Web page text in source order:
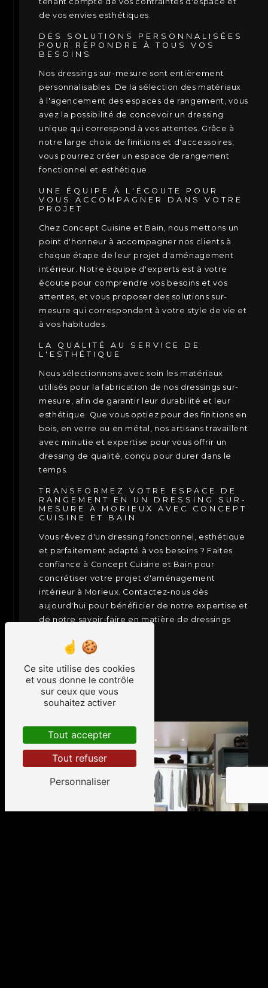
de vos envies esthétiques.
DES SOLUTIONS PERSONNALISÉES
POUR RÉPONDRE À TOUS VOS
BESOINS
Nos dressings sur-mesure sont entièrement
personnalisables. De la sélection des matériaux
à l'agencement des espaces de rangement, vous
avez la possibilité de concevoir un dressing
unique qui correspond à vos attentes. Grâce à
notre large choix de finitions et d'accessoires,
vous pourrez créer un espace de rangement
fonctionnel et esthétique.
UNE ÉQUIPE À L'ÉCOUTE POUR
VOUS ACCOMPAGNER DANS VOTRE
PROJET
Chez Concept Cuisine et Bain, nous mettons un
point d'honneur à accompagner nos clients à
chaque étape de leur projet d'aménagement
intérieur. Notre équipe d'experts est à votre
écoute pour comprendre vos besoins et vos
attentes, et vous proposer des solutions sur-
mesure qui correspondent à votre style de vie et
à vos habitudes.
LA QUALITÉ AU SERVICE DE
L'ESTHÉTIQUE
Nous sélectionnons avec soin les matériaux
utilisés pour la fabrication de nos dressings sur-
mesure, afin de garantir leur durabilité et leur
esthétique. Que vous optiez pour des finitions en
bois, en verre ou en métal, nos artisans travaillent
avec minutie et expertise pour vous offrir un
dressing de qualité, conçu pour durer dans le
temps.
TRANSFORMEZ VOTRE ESPACE DE
RANGEMENT EN UN DRESSING SUR-
MESURE À MORIEUX AVEC CONCEPT
CUISINE ET BAIN
Vous rêvez d'un dressing fonctionnel, esthétique
et parfaitement adapté à vos besoins ? Faites
confiance à Concept Cuisine et Bain pour
concrétiser votre projet d'aménagement
intérieur à Morieux. Contactez-nous dès
aujourd'hui pour bénéficier de notre expertise et
de notre savoir-faire en matière de dressings
CONTACTEZ-NOUS
Ce site utilise des cookies
et vous donne le contrôle
sur ceux que vous
souhaitez activer
Tout accepter
Tout refuser
Personnaliser